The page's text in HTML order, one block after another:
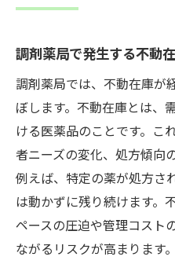
果
視点
長後駅周辺で薬がな
調剤薬局で薬が
ント
薬の在庫不足時
受け取りトラブ
とは
調剤薬局で発生する不動
調剤薬局では、不動在庫が
ぼします。不動在庫とは、
ける医薬品のことです。こ
者ニーズの変化、処方傾向
例えば、特定の薬が処方さ
は動かずに残り続けます。
ペースの圧迫や管理コスト
ながるリスクが高まります